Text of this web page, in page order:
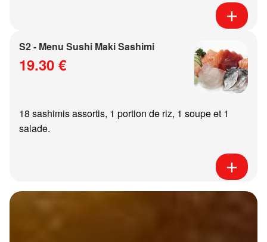
S2 - Menu Sushi Maki Sashimi
19.30 €
18 sashimis assortis, 1 portion de riz, 1 soupe et 1
salade.